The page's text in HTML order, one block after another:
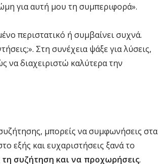
για αυτή μου τη συμπεριφορά».
περιστατικό ή συμβαίνει συχνά.
Στη συνέχεια ψάξε για λύσεις,
να διαχειριστώ καλύτερα την
μπορείς να συμφωνήσεις στα
εξής και ευχαριστήσεις ξανά το
τη συζήτηση και να προχωρήσεις.